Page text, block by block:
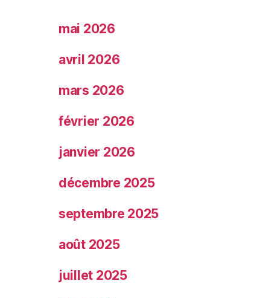
mai 2026
avril 2026
mars 2026
février 2026
janvier 2026
décembre 2025
septembre 2025
août 2025
juillet 2025